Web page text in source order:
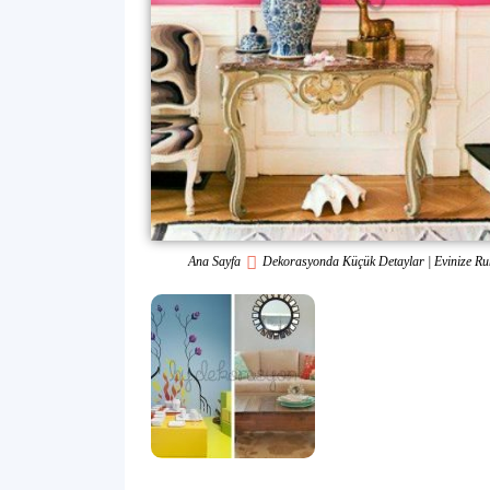
Ana Sayfa Dekorasyonda Küçük Detaylar | Evinize